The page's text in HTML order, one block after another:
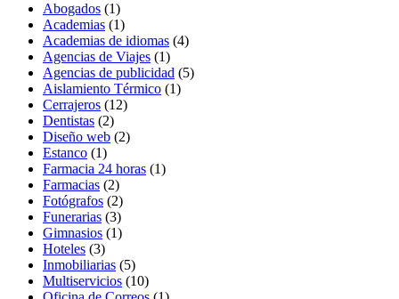
Abogados (1)
Academias (1)
Academias de idiomas (4)
Agencias de Viajes (1)
Agencias de publicidad (5)
Aislamiento Térmico (1)
Cerrajeros (12)
Dentistas (2)
Diseño web (2)
Estanco (1)
Farmacia 24 horas (1)
Farmacias (2)
Fotógrafos (2)
Funerarias (3)
Gimnasios (1)
Hoteles (3)
Inmobiliarias (5)
Multiservicios (10)